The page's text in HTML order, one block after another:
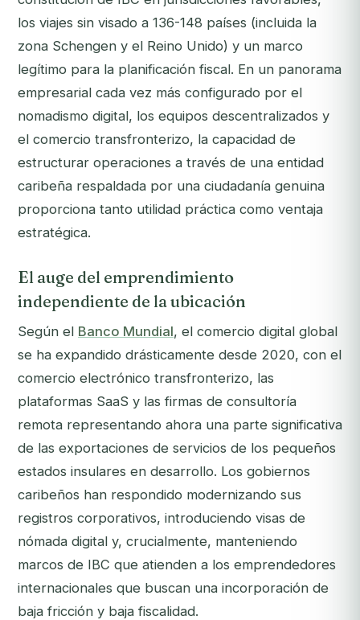
los viajes sin visado a 136-148 países (incluida la
zona Schengen y el Reino Unido) y un marco
legítimo para la planificación fiscal. En un panorama
empresarial cada vez más configurado por el
nomadismo digital, los equipos descentralizados y
el comercio transfronterizo, la capacidad de
estructurar operaciones a través de una entidad
caribeña respaldada por una ciudadanía genuina
proporciona tanto utilidad práctica como ventaja
estratégica.
El auge del emprendimiento
independiente de la ubicación
Según el Banco Mundial, el comercio digital global
se ha expandido drásticamente desde 2020, con el
comercio electrónico transfronterizo, las
plataformas SaaS y las firmas de consultoría
remota representando ahora una parte significativa
de las exportaciones de servicios de los pequeños
estados insulares en desarrollo. Los gobiernos
caribeños han respondido modernizando sus
registros corporativos, introduciendo visas de
nómada digital y, crucialmente, manteniendo
marcos de IBC que atienden a los emprendedores
internacionales que buscan una incorporación de
baja fricción y baja fiscalidad.